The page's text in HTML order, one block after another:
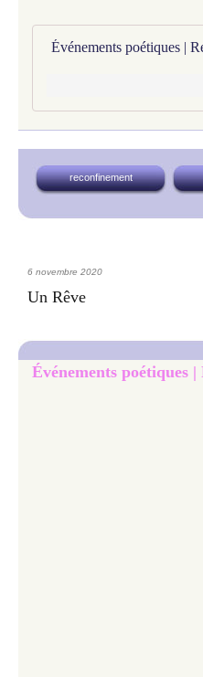
reconfinement
6 novembre 2020
Un Rêve
Événements poétiques